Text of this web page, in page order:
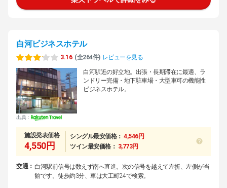
白河ビジネスホテル
3.16 (全264件) レビューを見る
出典：
白河駅近の好立地。出張・長期滞在に最適、ラ
ンドリー完備・地下駐車場・大型車可の機能性
ビジネスホテル。
施設発表価格
4,550円
シングル最安価格： 4,546円
ツイン最安価格： 3,773円
交通： 白河駅前信号は数えず南へ直進。次の信号を越えて左折、左側が当
館です。徒歩約3分、車は大工町24で検索。